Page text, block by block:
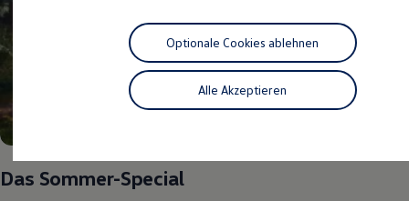
Ladezeitensimulator
Ladelösungen für Privatkunden
Ladelösungen für Gewerbekunden
Wallbox und Ladekabel
Bidirektionales Laden
Förderung & Kosten der Elektrofahrzeuge
Kostensimulator
Autonomes Fahren
Mehr zum ID. Buzz
Das Sommer-Special
Alle Akzeptieren
Optionale Cookies ablehnen